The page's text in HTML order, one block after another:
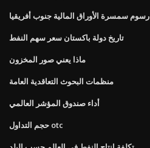
رسوم سمسرة الأوراق المالية جنوب أفريقيا
تاريخ دولة باكستان سعر سهم النفط
ماذا يعني صور المخزون
منظمات البحوث التعاقدية العامة
أداء صندوق المؤشر العالمي
حجم التداول otc